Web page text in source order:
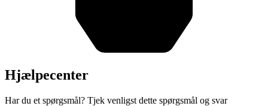
Hjælpecenter
Har du et spørgsmål? Tjek venligst dette spørgsmål og svar